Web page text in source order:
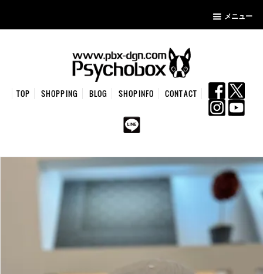
メニュー
TOP SHOPPING BLOG SHOPINFO CONTACT